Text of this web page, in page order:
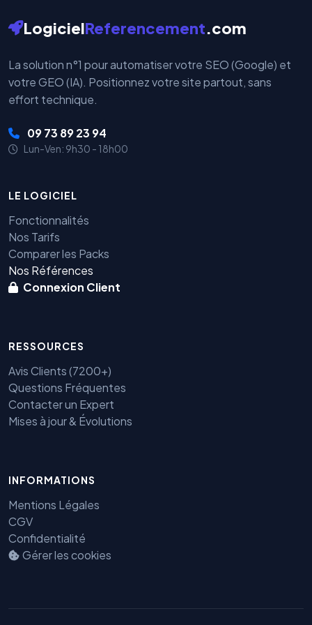
LogicielReferencement.com
La solution n°1 pour automatiser votre SEO (Google) et
votre GEO (IA). Positionnez votre site partout, sans
effort technique.
09 73 89 23 94
Lun-Ven: 9h30 - 18h00
LE LOGICIEL
Fonctionnalités
Nos Tarifs
Comparer les Packs
Nos Références
Connexion Client
RESSOURCES
Avis Clients (7200+)
Questions Fréquentes
Contacter un Expert
Mises à jour & Évolutions
INFORMATIONS
Mentions Légales
CGV
Confidentialité
Gérer les cookies